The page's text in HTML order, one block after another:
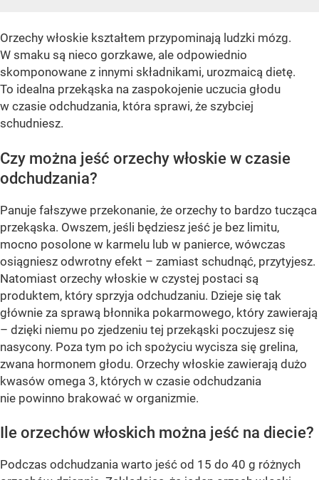
Orzechy włoskie kształtem przypominają ludzki mózg.
W smaku są nieco gorzkawe, ale odpowiednio
skomponowane z innymi składnikami, urozmaicą dietę.
To idealna przekąska na zaspokojenie uczucia głodu
w czasie odchudzania, która sprawi, że szybciej
schudniesz.
Czy można jeść orzechy włoskie w czasie
odchudzania?
Panuje fałszywe przekonanie, że orzechy to bardzo tucząca
przekąska. Owszem, jeśli będziesz jeść je bez limitu,
mocno posolone w karmelu lub w panierce, wówczas
osiągniesz odwrotny efekt – zamiast schudnąć, przytyjesz.
Natomiast orzechy włoskie w czystej postaci są
produktem, który sprzyja odchudzaniu. Dzieje się tak
głównie za sprawą błonnika pokarmowego, który zawierają
– dzięki niemu po zjedzeniu tej przekąski poczujesz się
nasycony. Poza tym po ich spożyciu wycisza się grelina,
zwana hormonem głodu. Orzechy włoskie zawierają dużo
kwasów omega 3, których w czasie odchudzania
nie powinno brakować w organizmie.
Ile orzechów włoskich można jeść na diecie?
Podczas odchudzania warto jeść od 15 do 40 g różnych